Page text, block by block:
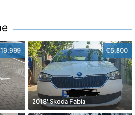
€5,800
2018' Skoda Fabia